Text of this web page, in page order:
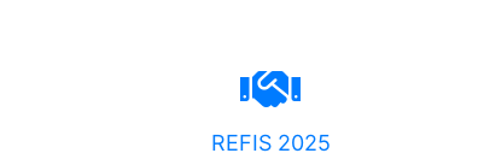
REFIS 2025